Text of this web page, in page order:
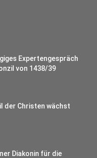
Expertengespräch
von 1438/39
der Christen wächst
Diakonin für die